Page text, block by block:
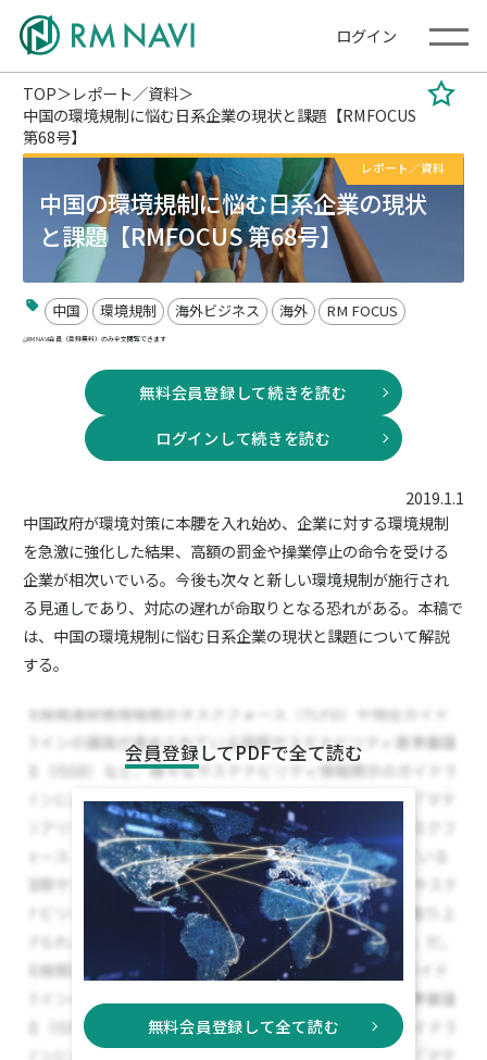
ログイン
TOP
レポート／資料
中国の環境規制に悩む日系企業の現状と課題【RMFOCUS
第68号】
レポート／資料
中国の環境規制に悩む日系企業の現状
と課題【RMFOCUS 第68号】
中国 環境規制 海外ビジネス 海外 RM FOCUS
RM NAVI会員（登録無料）のみ全文閲覧できます
無料会員登録して続きを読む
ログインして続きを読む
2019.1.1
中国政府が環境対策に本腰を入れ始め、企業に対する環境規制
を急激に強化した結果、高額の罰金や操業停止の命令を受ける
企業が相次いでいる。今後も次々と新しい環境規制が施行され
る見通しであり、対応の遅れが命取りとなる恐れがある。本稿で
は、中国の環境規制に悩む日系企業の現状と課題について解説
する。
会員登録 してPDFで全て読む
無料会員登録して全て読む